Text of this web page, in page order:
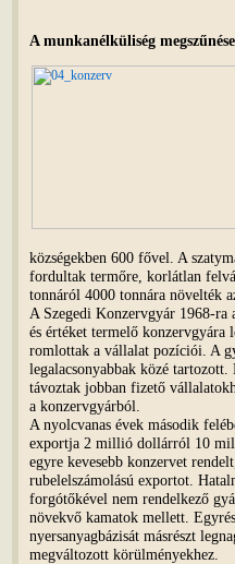
A munkanélküliség megszűnése
községekben 600 fővel. A
fordultak termőre, korlátlan
tonnáról 4000 tonnára növelték
A Szegedi Konzervgyár 1968-ra
és értéket termelő konzervgyára
romlottak a vállalat pozíciói. A
legalacsonyabbak közé
távoztak jobban fizető
a konzervgyárból.
A nyolcvanas évek második
exportja 2 millió dollárról 10
egyre kevesebb konzervet
rubelelszámolású exportot.
forgótőkével nem rendelkező
növekvő kamatok mellett.
nyersanyagbázisát másrészt
megváltozott körülményekhez.